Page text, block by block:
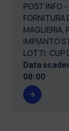
POST INFO
FORNITURA
MAGLIERIA,
IMPIANTO
LOTTI.
Data
08:00